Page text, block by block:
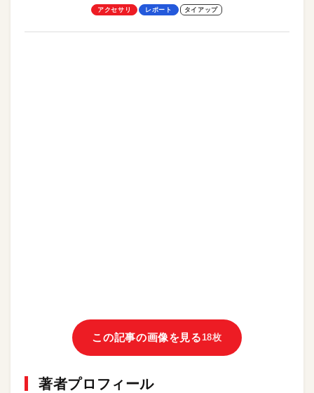
却プレート、シンプルな操作性がグッド！
アクセサリ レポート タイアップ
この記事の画像を見る18枚
著者プロフィール